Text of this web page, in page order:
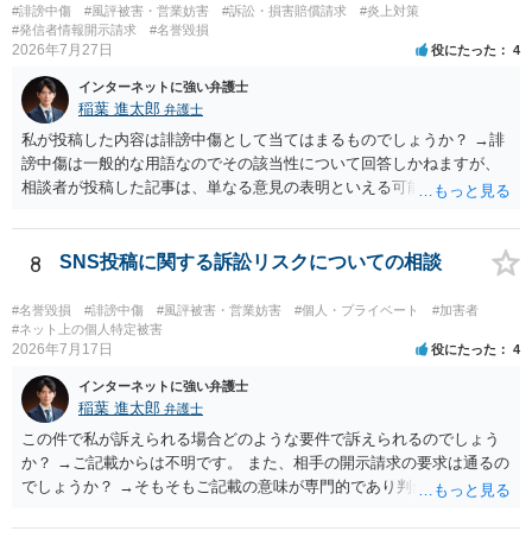
いと思います。
#誹謗中傷 #風評被害・営業妨害 #訴訟・損害賠償請求
#炎上対策
#発信者情報開示請求
#名誉毀損
2026年7月27日 役にたった 4
インターネットに強い弁護士
稲葉 進太郎 弁護士
私が投稿した内容は誹謗中傷として当てはまるものでしょうか？ →誹
謗中傷は一般的な用語なのでその該当性について回答しかねますが、
相談者が投稿した記事は、単なる意見の表明といえる可能性が高く、
て、開示請求が認められたり、民事裁判や刑事裁判に発展しうるもの
でしょうか？ →権利侵害や、名誉毀損・侮辱に該当する可能性が低い
ため、民事裁判や刑事裁判に発展することはあまり考えられないよう
に思われます。
8 SNS投稿に関する訴訟リスクについての相談
#名誉毀損 #誹謗中傷 #風評被害・営業妨害 #個人・プライベート
#加害者
#ネット上の個人特定被害
2026年7月17日 役にたった 4
インターネットに強い弁護士
稲葉 進太郎 弁護士
この件で私が訴えられる場合どのような要件で訴えられるのでしょう
か？ →ご記載からは不明です。 また、相手の開示請求の要求は通るの
でしょうか？ →そもそもご記載の意味が専門的であり判然としないも
らご相談になることをお勧めいたします。